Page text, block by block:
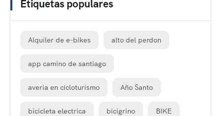
Etiquetas populares
Alquiler de e-bikes alto del perdon
app camino de santiago
averia en cicloturismo Año Santo
bicicleta electrica bicigrino BIKE